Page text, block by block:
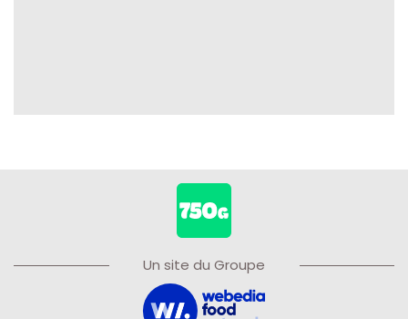
Un site du Groupe